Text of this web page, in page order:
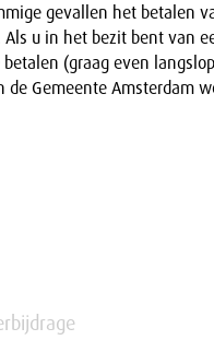
gevallen het betalen
u in het bezit bent van
(graag even
de Gemeente Amsterdam